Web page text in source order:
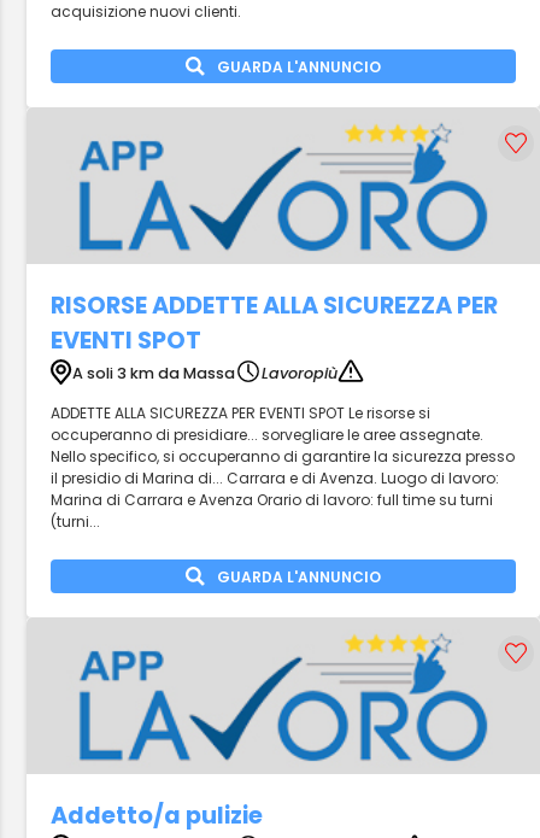
acquisizione nuovi clienti.
GUARDA L'ANNUNCIO
RISORSE ADDETTE ALLA SICUREZZA PER
EVENTI SPOT
A soli 3 km da Massa
Lavoropiù
ADDETTE ALLA SICUREZZA PER EVENTI SPOT Le risorse si
occuperanno di presidiare... sorvegliare le aree assegnate.
Nello specifico, si occuperanno di garantire la sicurezza presso
il presidio di Marina di... Carrara e di Avenza. Luogo di lavoro:
Marina di Carrara e Avenza Orario di lavoro: full time su turni
(turni...
GUARDA L'ANNUNCIO
Addetto/a pulizie